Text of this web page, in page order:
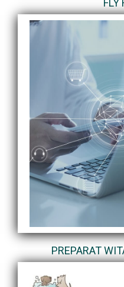
FLY
PREPARAT